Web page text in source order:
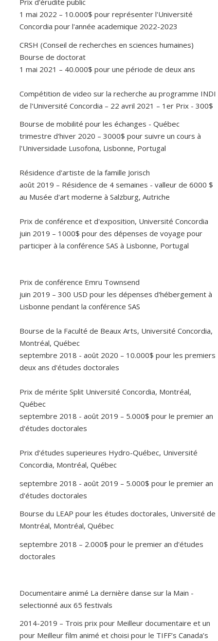
Prix d'érudite public
1 mai 2022 – 10.000$ pour représenter l'Université
Concordia pour l'année academique 2022-2023
CRSH (Conseil de recherches en sciences humaines)
Bourse de doctorat
1 mai 2021 – 40.000$ pour une période de deux ans
Compétition de video sur la recherche au programme INDI
de l'Université Concordia – 22 avril 2021 – 1er Prix - 300$
Bourse de mobilité pour les échanges - Québec
trimestre d'hiver 2020 – 3000$ pour suivre un cours à
l'Universidade Lusofona, Lisbonne, Portugal
Résidence d'artiste de la famille Jorisch
août 2019 – Résidence de 4 semaines - valleur de 6000 $
au Musée d'art moderne à Salzburg, Autriche
Prix de conférence et d'exposition, Université Concordia
juin 2019 – 1000$ pour des dépenses de voyage pour
participer à la conférence SAS à Lisbonne, Portugal
Prix de conférence Emru Townsend
juin 2019 – 300 USD pour les dépenses d'hébergement à
Lisbonne pendant la conférence SAS
Bourse de la Faculté de Beaux Arts, Université Concordia,
Montréal, Québec
septembre 2018 - août 2020 – 10.000$ pour les premiers
deux ans d'études doctorales
Prix de mérite Split Université Concordia, Montréal,
Québec
septembre 2018 - août 2019 – 5.000$ pour le premier an
d'études doctorales
Prix d'études superieures Hydro-Québec, Université
Concordia, Montréal, Québec
septembre 2018 - août 2019 – 5.000$ pour le premier an
d'études doctorales
Bourse du LEAP pour les études doctorales, Université de
Montréal, Montréal, Québec
septembre 2018 – 2.000$ pour le premier an d'études
doctorales
Documentaire animé La dernière danse sur la Main -
selectionné aux 65 festivals
2014-2019 – Trois prix pour Meilleur documentaire et un
pour Meilleur film animé et choisi pour le TIFF’s Canada’s